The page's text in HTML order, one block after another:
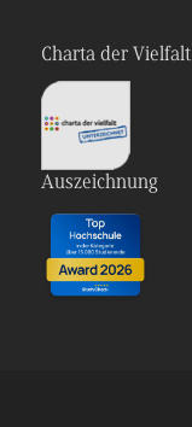
Charta der Vielfalt
Auszeichnung